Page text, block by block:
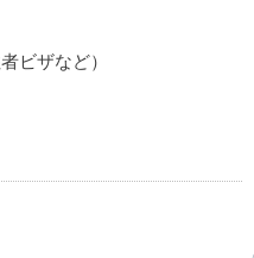
ビザなど）